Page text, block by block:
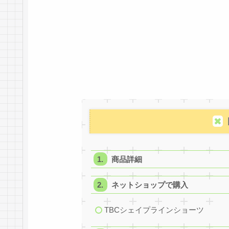
商品詳細
ネットショップで購入
TBCシェイプラインショーツ